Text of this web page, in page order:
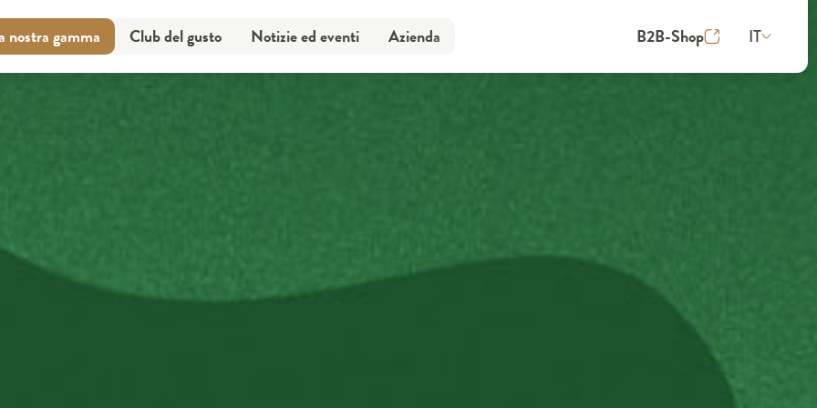
nostra gamma
nostra gamma
Club del gusto
Club del gusto
Notizie ed eventi
Notizie ed eventi
Azienda
Azienda
B2B-Shop IT